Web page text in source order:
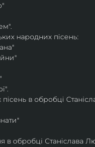
народних пісень:
в обробці
в обробці Станіслава